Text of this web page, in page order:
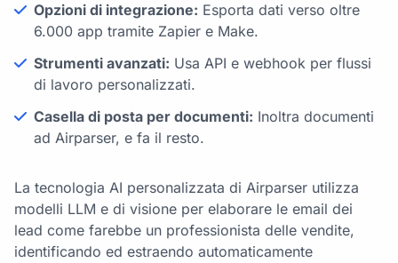
Opzioni di integrazione: Esporta dati verso oltre
6.000 app tramite Zapier e Make.
Strumenti avanzati: Usa API e webhook per flussi
di lavoro personalizzati.
Casella di posta per documenti: Inoltra documenti
ad Airparser, e fa il resto.
La tecnologia AI personalizzata di Airparser utilizza
modelli LLM e di visione per elaborare le email dei
lead come farebbe un professionista delle vendite,
identificando ed estraendo automaticamente